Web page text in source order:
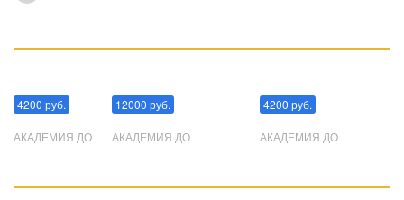
4200 руб.
АКАДЕМИЯ ДО
12000 руб.
АКАДЕМИЯ ДО
4200 руб.
АКАДЕМИЯ ДО